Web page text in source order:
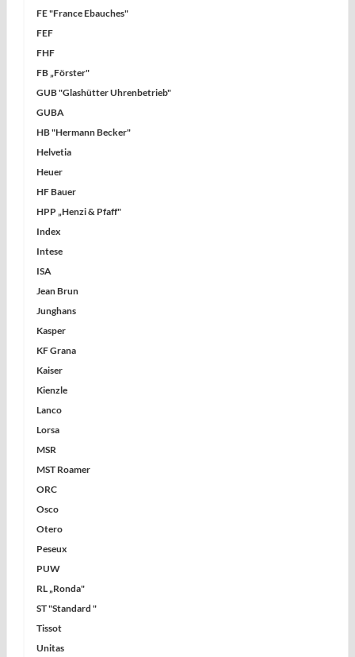
FE "France Ebauches"
FEF
FHF
FB „Förster"
GUB "Glashütter Uhrenbetrieb"
GUBA
HB "Hermann Becker"
Helvetia
Heuer
HF Bauer
HPP „Henzi & Pfaff"
Index
Intese
ISA
Jean Brun
Junghans
Kasper
KF Grana
Kaiser
Kienzle
Lanco
Lorsa
MSR
MST Roamer
ORC
Osco
Otero
Peseux
PUW
RL „Ronda"
ST "Standard "
Tissot
Unitas